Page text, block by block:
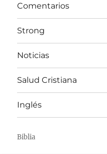
Comentarios
Strong
Noticias
Salud Cristiana
Inglés
Biblia